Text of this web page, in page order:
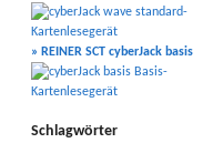
» REINER SCT cyberJack basis
Schlagwörter